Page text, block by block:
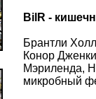
BilR -
Брантли
Конор
Мэриленда,
микробный